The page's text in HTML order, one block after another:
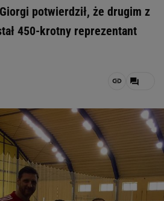
potwierdził, że drugim z
450-krotny reprezentant